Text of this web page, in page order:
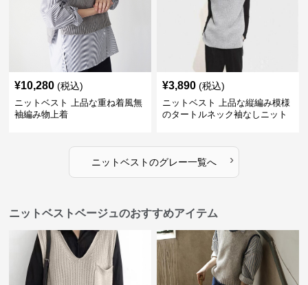
¥10,280 (税込)
ニットベスト 上品な重ね着風無
袖編み物上着
¥3,890 (税込)
ニットベスト 上品な縦編み模様
のタートルネック袖なしニット
ニットベストのグレー一覧へ ›
ニットベストベージュのおすすめアイテム